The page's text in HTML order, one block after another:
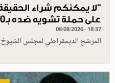
"لا يمكنكم شراء
على حملة تشويه ضده بـ60 مليون دولار!
08/08/2026 - 18:37
المرشح الديمقراطي لمجلس